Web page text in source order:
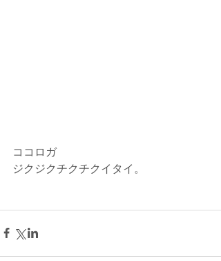
ココロガ
ジクジクチクチクイタイ。